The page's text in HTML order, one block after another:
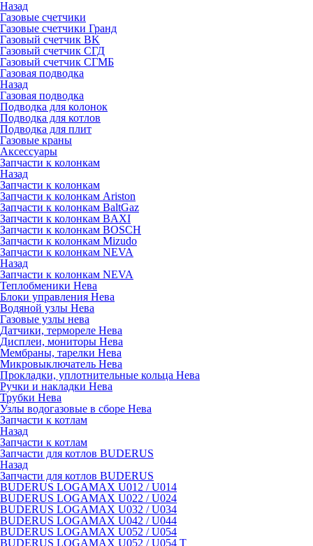
Назад
Газовые счетчики
Газовые счетчики Гранд
Газовый счетчик BK
Газовый счетчик СГД
Газовый счетчик СГМБ
Газовая подводка
Назад
Газовая подводка
Подводка для колонок
Подводка для котлов
Подводка для плит
Газовые краны
Аксессуары
Запчасти к колонкам
Назад
Запчасти к колонкам
Запчасти к колонкам Ariston
Запчасти к колонкам BaltGaz
Запчасти к колонкам BAXI
Запчасти к колонкам BOSCH
Запчасти к колонкам Mizudo
Запчасти к колонкам NEVA
Назад
Запчасти к колонкам NEVA
Теплобменики Нева
Блоки управления Нева
Водяной узлы Нева
Газовые узлы нева
Датчики, термореле Нева
Дисплеи, мониторы Нева
Мембраны, тарелки Нева
Микровыключатель Нева
Прокладки, уплотнительные кольца Нева
Ручки и накладки Нева
Трубки Нева
Узлы водогазовые в сборе Нева
Запчасти к котлам
Назад
Запчасти к котлам
Запчасти для котлов BUDERUS
Назад
Запчасти для котлов BUDERUS
BUDERUS LOGAMAX U012 / U014
BUDERUS LOGAMAX U022 / U024
BUDERUS LOGAMAX U032 / U034
BUDERUS LOGAMAX U042 / U044
BUDERUS LOGAMAX U052 / U054
BUDERUS LOGAMAX U052 / U054 T